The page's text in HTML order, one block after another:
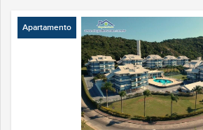
Apartamento